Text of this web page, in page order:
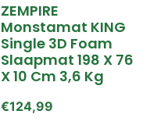
ZEMPIRE
Monstamat KING
Single 3D Foam
Slaapmat 198 X 76
X 10 Cm 3,6 Kg
€124,99